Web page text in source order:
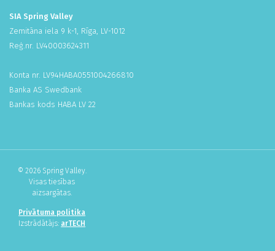
SIA Spring Valley
Zemitāna iela 9 k-1, Rīga, LV-1012
Reģ.nr. LV40003624311
Konta nr. LV94HABA0551004266810
Banka AS Swedbank
Bankas kods HABA LV 22
© 2026 Spring Valley.
Visas tiesības
aizsargātas.
Privātuma politika
Izstrādātājs: arTECH